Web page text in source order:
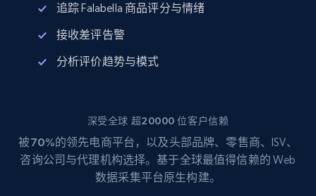
追踪 Falabella 商品评分与情绪
接收差评告警
分析评价趋势与模式
深受全球 超20000 位客户信赖
被70%的领先电商平台，以及头部品牌、零售商、ISV、
咨询公司与代理机构选择。基于全球最值得信赖的 Web
数据采集平台原生构建。